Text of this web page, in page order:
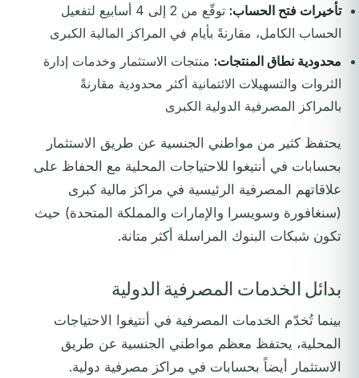
تأخيرات فتح الحساب:
توقّع من 2 إلى 4 أسابيع لتفعيل
الحساب الكامل، مقارنةً بأيام في المراكز المالية الكبرى
محدودية نطاق المنتجات: منتجات الاستثمار وخدمات إدارة
الثروات والتسهيلات الائتمانية أكثر محدودية مقارنةً
بالمراكز المصرفية الدولية الكبرى
يحتفظ كثير من مواطني الجنسية عن طريق الاستثمار
بحسابات في أنتيغوا للاحتياجات المحلية مع الحفاظ على
علاقاتهم المصرفية الرئيسية في مراكز مالية كبرى
(سنغافورة وسويسرا والإمارات والمملكة المتحدة) حيث
تكون شبكات البنوك المراسلة أكثر متانة.
بدائل الخدمات المصرفية الدولية
بينما تُخدّم الخدمات المصرفية في أنتيغوا الاحتياجات
المحلية، يحتفظ معظم مواطني الجنسية عن طريق
الاستثمار أيضاً بحسابات في مراكز مصرفية دولية.